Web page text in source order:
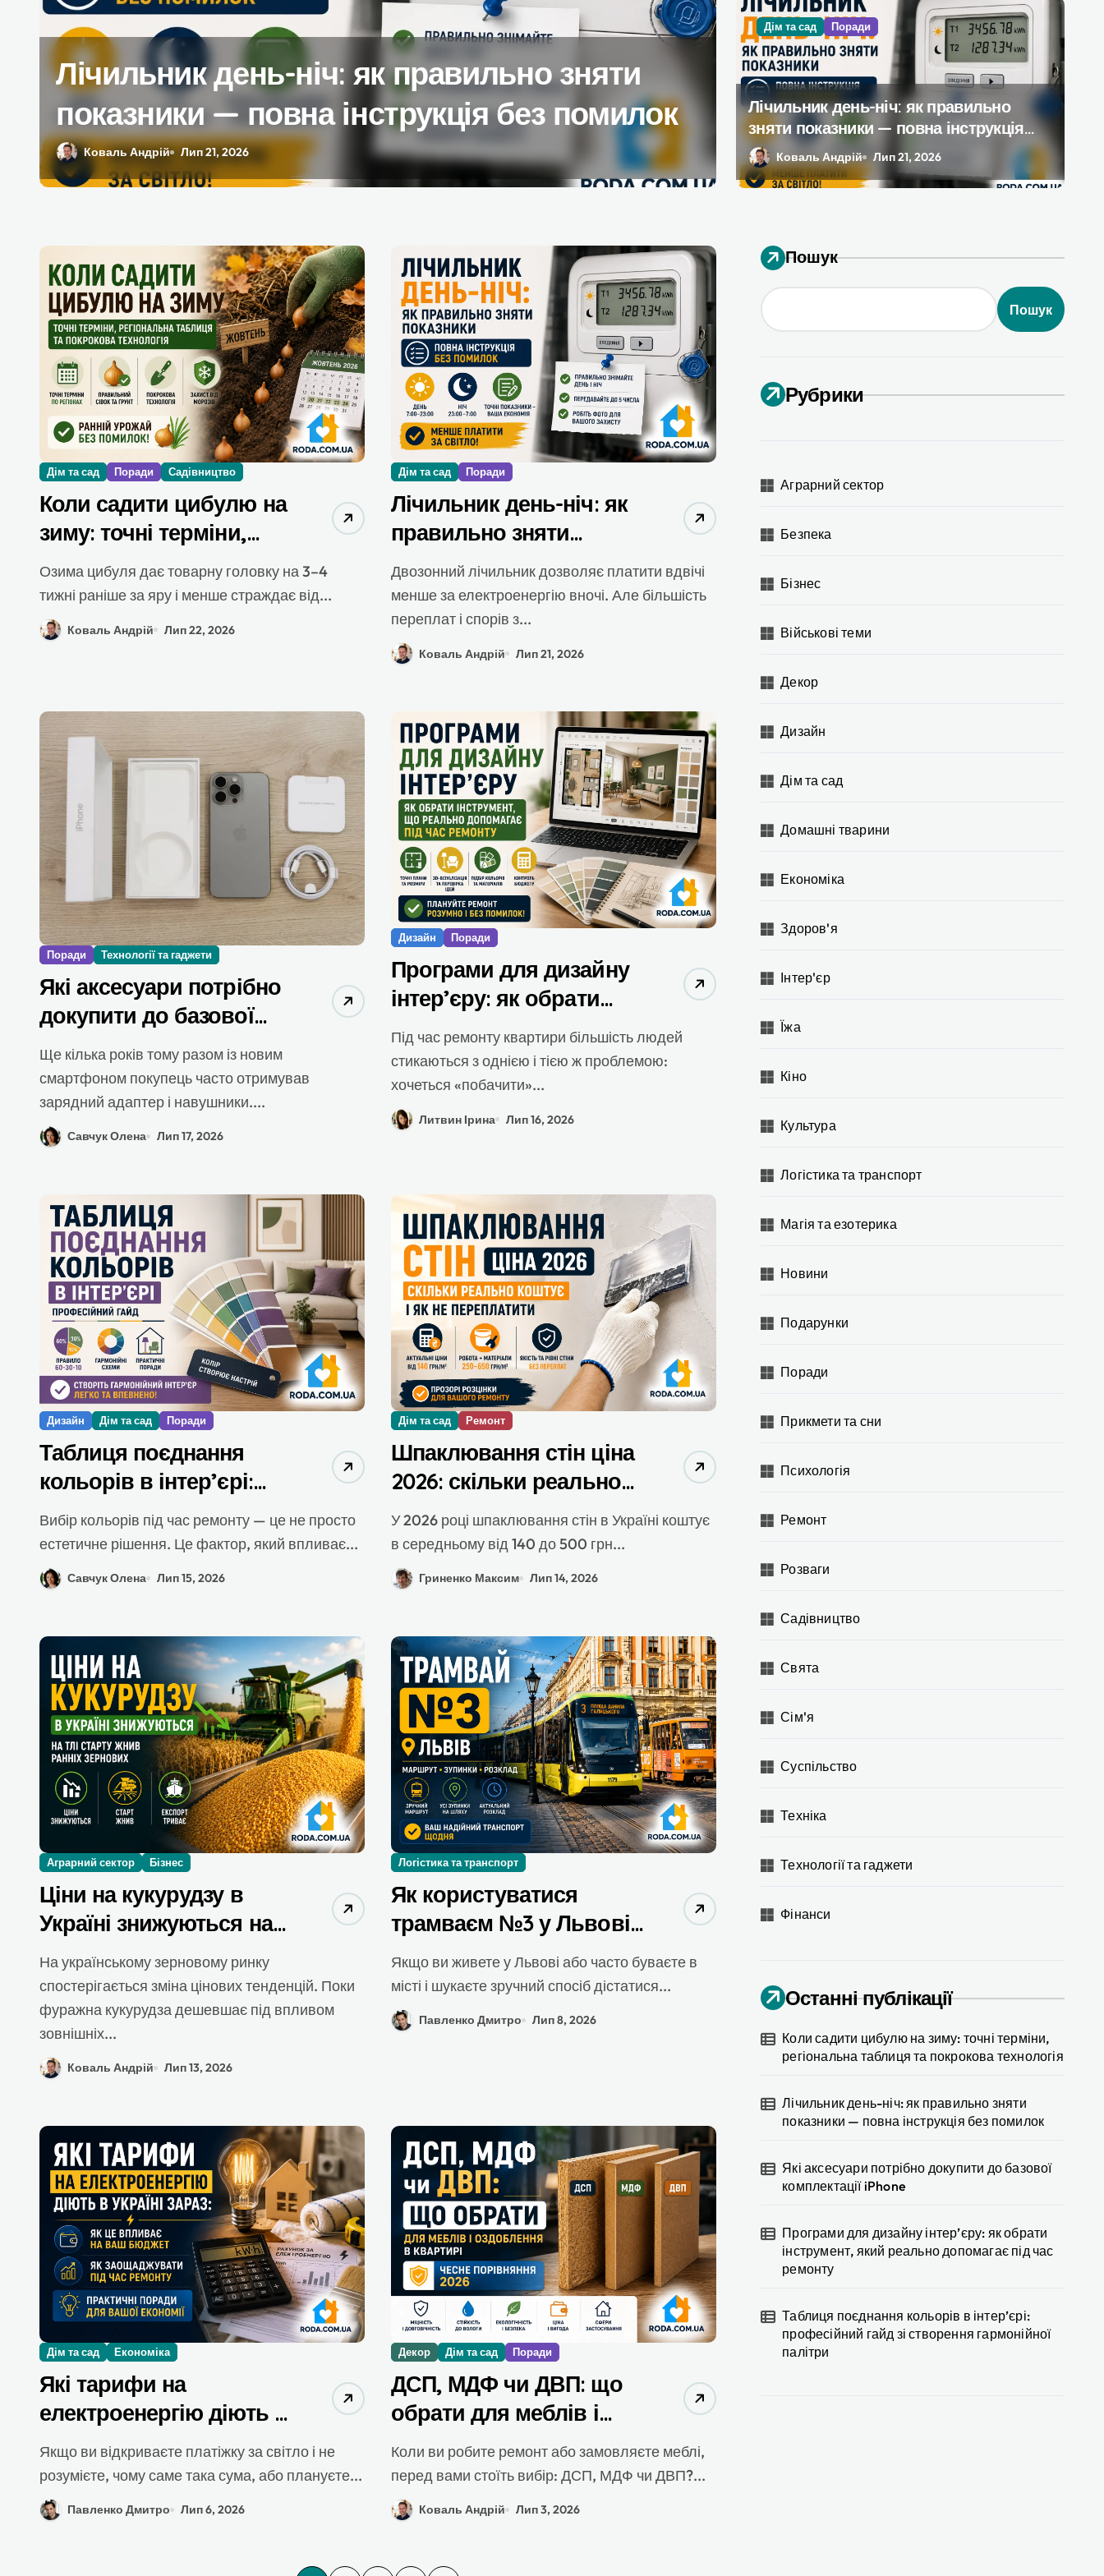
Які аксесуари потрібно докупити до базової
комплектації iPhone
Савчук Олена Лип 17, 2026
Програми для дизайну
інструмент, який
ремонту
Литвин Ірина Лип 16, 2026
Дім та сад Поради
Лічильник день-ніч: як правильно
зняти показники — повна інструкція
без помилок
Коваль Андрій Лип 21, 2026
Дім та сад Поради Садівництво
Коли садити цибулю на
зиму: точні терміни,
регіональна таблиця та
покрокова технологія
Озима цибуля дає товарну головку на 3–4
тижні раніше за яру і менше страждає від...
Коваль Андрій Лип 22, 2026
Дім та сад Поради
Лічильник день-ніч: як
правильно зняти
показники — повна
інструкція без помилок
Двозонний лічильник дозволяє платити вдвічі
менше за електроенергію вночі. Але більшість
переплат і спорів з...
Коваль Андрій Лип 21, 2026
Поради Технології та гаджети
Які аксесуари потрібно
докупити до базової
комплектації iPhone
Ще кілька років тому разом із новим
смартфоном покупець часто отримував
зарядний адаптер і навушники....
Савчук Олена Лип 17, 2026
Дизайн Поради
Програми для дизайну
інтер’єру: як обрати
інструмент, який
реально допомагає під
час ремонту
Під час ремонту квартири більшість людей
стикаються з однією і тією ж проблемою:
хочеться «побачити»...
Литвин Ірина Лип 16, 2026
Дизайн Дім та сад Поради
Таблиця поєднання
кольорів в інтер’єрі:
професійний гайд зі
створення гармонійної
палітри
Вибір кольорів під час ремонту — це не просто
естетичне рішення. Це фактор, який впливає...
Савчук Олена Лип 15, 2026
Дім та сад Ремонт
Шпаклювання стін ціна
2026: скільки реально
коштує і як не
переплатити
У 2026 році шпаклювання стін в Україні коштує
в середньому від 140 до 500 грн...
Гриненко Максим Лип 14, 2026
Аграрний сектор Бізнес
Ціни на кукурудзу в
Україні знижуються на
тлі старту жнив ранніх
зернових
На українському зерновому ринку
спостерігається зміна цінових тенденцій. Поки
фуражна кукурудза дешевшає під впливом
зовнішніх...
Коваль Андрій Лип 13, 2026
Логістика та транспорт
Як користуватися
трамваєм №3 у Львові:
практичний гід для
щоденних справ
Якщо ви живете у Львові або часто буваєте в
місті і шукаєте зручний спосіб дістатися...
Павленко Дмитро Лип 8, 2026
Дім та сад Економіка
Які тарифи на
електроенергію діють в
Україні зараз: як це
впливає на ваш бюджет
і як заощаджувати під
час ремонту
Якщо ви відкриваєте платіжку за світло і не
розумієте, чому саме така сума, або плануєте...
Павленко Дмитро Лип 6, 2026
Декор Дім та сад Поради
ДСП, МДФ чи ДВП: що
обрати для меблів і
оздоблення в квартирі
– чесне порівняння 2026
Коли ви робите ремонт або замовляєте меблі,
перед вами стоїть вибір: ДСП, МДФ чи ДВП?...
Коваль Андрій Лип 3, 2026
Пошук
Пошук
Рубрики
Аграрний сектор
Безпека
Бізнес
Військові теми
Декор
Дизайн
Дім та сад
Домашні тварини
Економіка
Здоров'я
Інтер'єр
Їжа
Кіно
Культура
Логістика та транспорт
Магія та езотерика
Новини
Подарунки
Поради
Прикмети та сни
Психологія
Ремонт
Розваги
Садівництво
Свята
Сім'я
Суспільство
Техніка
Технології та гаджети
Фінанси
Останні публікації
Коли садити цибулю на зиму: точні терміни,
регіональна таблиця та покрокова технологія
Лічильник день-ніч: як правильно зняти
показники — повна інструкція без помилок
Які аксесуари потрібно докупити до базової
комплектації iPhone
Програми для дизайну інтер’єру: як обрати
інструмент, який реально допомагає під час
ремонту
Таблиця поєднання кольорів в інтер’єрі:
професійний гайд зі створення гармонійної
палітри